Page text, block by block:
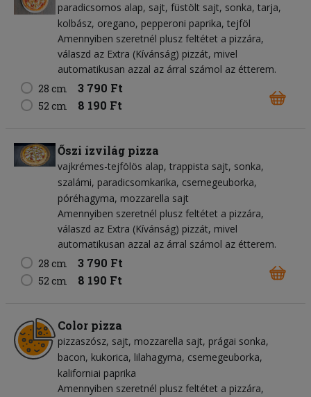
paradicsomos alap sajt füstölt sajt sonka tarja
kolbász oregano pepperoni paprika tejföl
Amennyiben szeretnél plusz feltétet a pizzára,
válaszd az Extra (Kívánság) pizzát, mivel
automatikusan azzal az árral számol az étterem.
28 cm
3 790 Ft
52 cm 8 190 Ft
Őszi ízvilág pizza
vajkrémes-tejfölös alap trappista sajt sonka
szalámi paradicsomkarika csemegeuborka
póréhagyma mozzarella sajt
Amennyiben szeretnél plusz feltétet a pizzára,
válaszd az Extra (Kívánság) pizzát, mivel
automatikusan azzal az árral számol az étterem.
28 cm
3 790 Ft
52 cm 8 190 Ft
Color pizza
pizzaszósz sajt mozzarella sajt prágai sonka
bacon kukorica lilahagyma csemegeuborka
kaliforniai paprika
Amennyiben szeretnél plusz feltétet a pizzára,